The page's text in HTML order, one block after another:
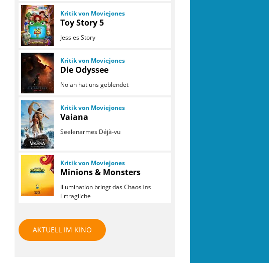
Kritik von Moviejones
Toy Story 5
Jessies Story
Kritik von Moviejones
Die Odyssee
Nolan hat uns geblendet
Kritik von Moviejones
Vaiana
Seelenarmes Déjà-vu
Kritik von Moviejones
Minions & Monsters
Illumination bringt das Chaos ins
Erträgliche
AKTUELL IM KINO